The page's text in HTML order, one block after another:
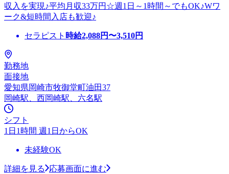
収入を実現♪平均月収33万円☆週1日～1時間～でもOK♪Wワ
ーク&短時間入店も歓迎♪
セラピスト 時給2,088円〜3,510円
勤務地
面接地
愛知県岡崎市牧御堂町油田37
岡崎駅、西岡崎駅、六名駅
シフト
1日1時間 週1日からOK
未経験OK
詳細を見る
応募画面に進む